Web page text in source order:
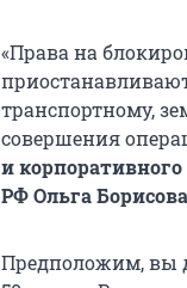
«Права на
транспортному,
совершения
и
РФОльга Борисова
Предположим, вы